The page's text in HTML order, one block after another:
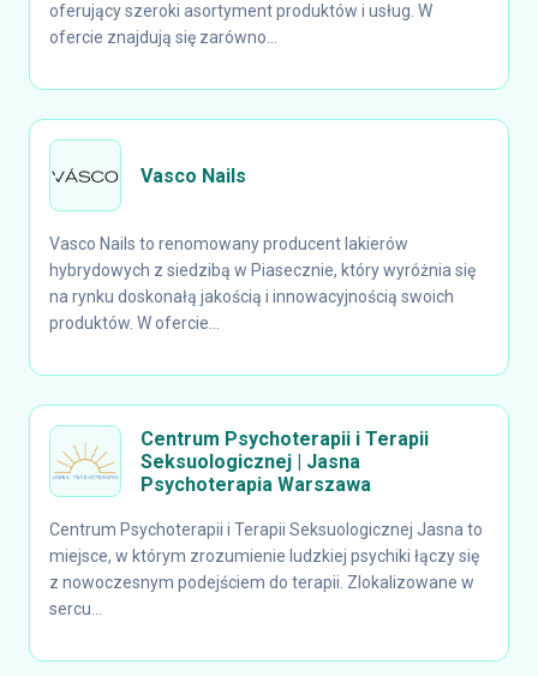
oferujący szeroki asortyment produktów i usług. W
ofercie znajdują się zarówno...
Vasco Nails
Vasco Nails to renomowany producent lakierów
hybrydowych z siedzibą w Piasecznie, który wyróżnia się
na rynku doskonałą jakością i innowacyjnością swoich
produktów. W ofercie...
Centrum Psychoterapii i Terapii
Seksuologicznej | Jasna
Psychoterapia Warszawa
Centrum Psychoterapii i Terapii Seksuologicznej Jasna to
miejsce, w którym zrozumienie ludzkiej psychiki łączy się
z nowoczesnym podejściem do terapii. Zlokalizowane w
sercu...